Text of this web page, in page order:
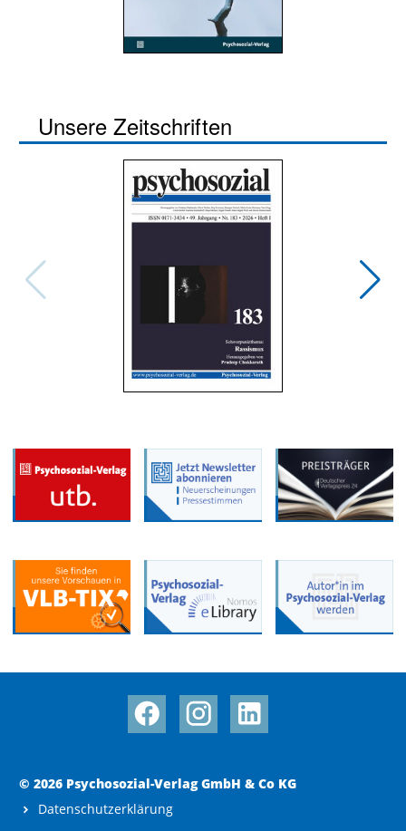
Unsere Zeitschriften
© 2026 Psychosozial-Verlag GmbH & Co KG
Datenschutzerklärung